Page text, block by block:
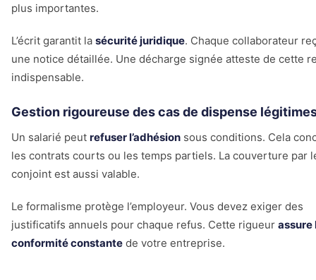
plus importantes.
L’écrit garantit la sécurité juridique. Chaque collaborateur
une notice détaillée. Une décharge signée atteste de cette
indispensable.
Gestion rigoureuse des cas de dispense
Un salarié peut refuser l’adhésion sous conditions. Cela
les contrats courts ou les temps partiels. La couverture par
conjoint est aussi valable.
Le formalisme protège l’employeur. Vous devez exiger des
justificatifs annuels pour chaque refus. Cette rigueur assure
conformité constante de votre entreprise.